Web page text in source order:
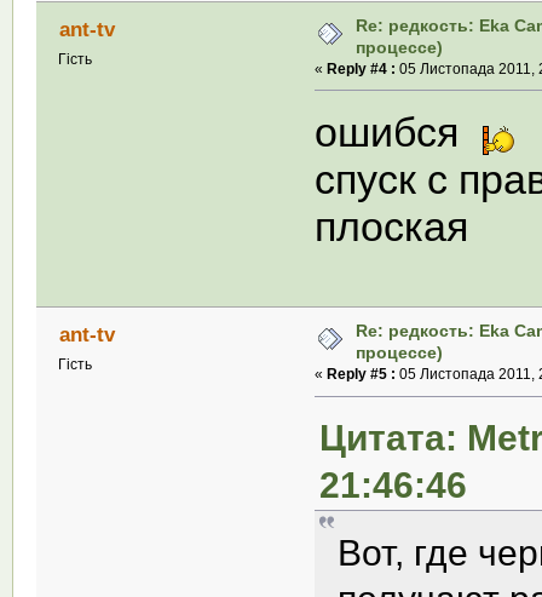
ant-tv
Гість
Re: редкость: Eka
процессе)
«Reply #4 : 05 Листопада 2011,
ошибся
спуск с
плоская
ant-tv
Гість
Re: редкость: Eka
процессе)
« Reply #5 : 05 Листопада 2011,
Цитата:
21:46:46
Вот, где